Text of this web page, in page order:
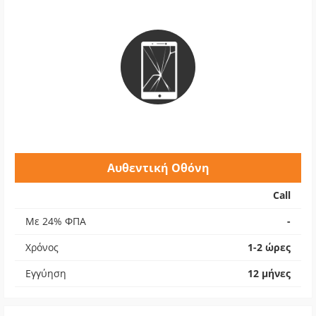
Αυθεντική Οθόνη
Call
Με 24% ΦΠΑ
-
Χρόνος
1-2 ώρες
Εγγύηση
12 μήνες